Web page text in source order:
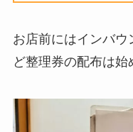
お店前にはインバウ
ど整理券の配布は始